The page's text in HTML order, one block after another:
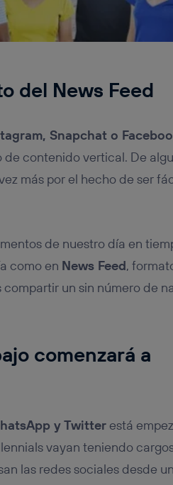
del News Feed
Snapchat o
de contenido vertical. De
más por el hecho de ser
de nuestro día en
como en News Feed,
un sin número de
comenzará a
y Twitterestá
vayan teniendo
las redes sociales desde